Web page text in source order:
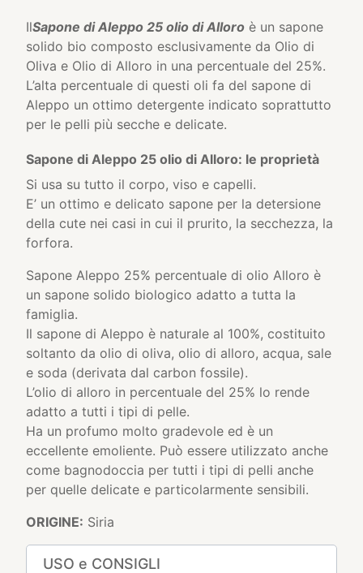
IlSapone di Aleppo 25 olio di Alloro è un sapone
solido bio composto esclusivamente da Olio di
Oliva e Olio di Alloro in una percentuale del 25%.
L’alta percentuale di questi oli fa del sapone di
Aleppo un ottimo detergente indicato soprattutto
per le pelli più secche e delicate.
Sapone di Aleppo 25 olio di Alloro: le proprietà
Si usa su tutto il corpo, viso e capelli.
E’ un ottimo e delicato sapone per la detersione
della cute nei casi in cui il prurito, la secchezza, la
forfora.
Sapone Aleppo 25% percentuale di olio Alloro è
un sapone solido biologico adatto a tutta la
famiglia.
Il sapone di Aleppo è naturale al 100%, costituito
soltanto da olio di oliva, olio di alloro, acqua, sale
e soda (derivata dal carbon fossile).
L’olio di alloro in percentuale del 25% lo rende
adatto a tutti i tipi di pelle.
Ha un profumo molto gradevole ed è un
eccellente emoliente. Può essere utilizzato anche
come bagnodoccia per tutti i tipi di pelli anche
per quelle delicate e particolarmente sensibili.
ORIGINE: Siria
USO e CONSIGLI